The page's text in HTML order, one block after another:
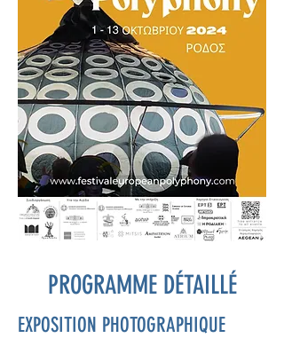
PROGRAMME DÉTAILLÉ
EXPOSITION PHOTOGRAPHIQUE